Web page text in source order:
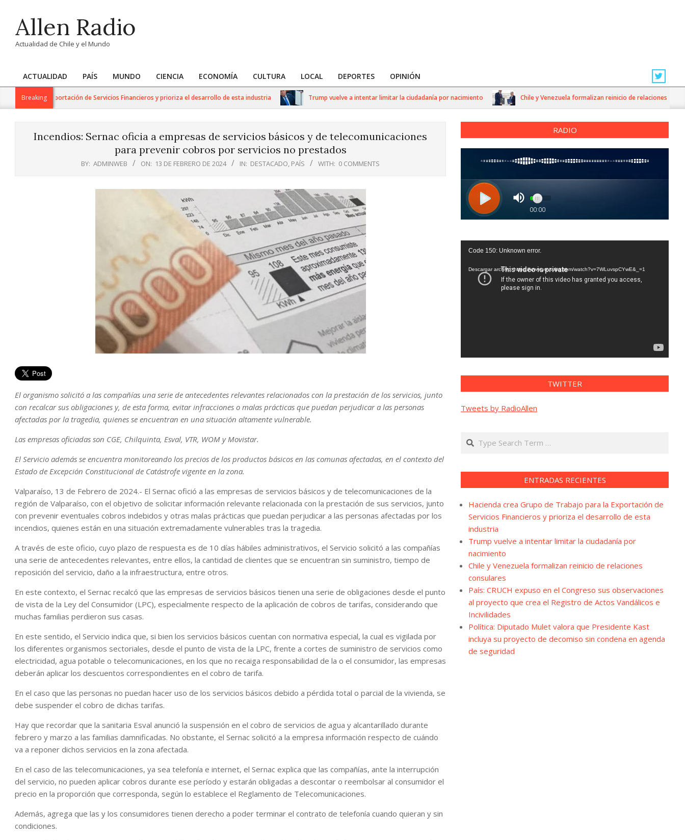
contentAllen Radio
Actualidad de Chile y el Mundo
Primary
Navigation
ACTUALIDAD PAÍS MUNDO CIENCIA ECONOMÍA CULTURA LOCAL DEPORTES OPINIÓN
Breaking
para la Exportación de Servicios Financieros y prioriza el desarrollo de esta industria Trump vuelve a intentar limitar la ciudadanía por nacimiento Chile y Venezuela formalizan reinicio de relaciones consulares
Incendios: Sernac oficia a empresas de servicios básicos y de telecomunicaciones
para prevenir cobros por servicios no prestados
BY: ADMINWEB ON: 13 DE FEBRERO DE 2024 IN: DESTACADO, PAÍS WITH: 0 COMMENTS
El organismo solicitó a las compañías una serie de antecedentes relevantes relacionados con la prestación de los servicios, junto
con recalcar sus obligaciones y, de esta forma, evitar infracciones o malas prácticas que puedan perjudicar a las personas
afectadas por la tragedia, quienes se encuentran en una situación altamente vulnerable.
Las empresas oficiadas son CGE, Chilquinta, Esval, VTR, WOM y Movistar.
El Servicio además se encuentra monitoreando los precios de los productos básicos en las comunas afectadas, en el contexto del
Estado de Excepción Constitucional de Catástrofe vigente en la zona.
Valparaíso, 13 de Febrero de 2024.- El Sernac ofició a las empresas de servicios básicos y de telecomunicaciones de la
región de Valparaíso, con el objetivo de solicitar información relevante relacionada con la prestación de sus servicios, junto
con prevenir eventuales cobros indebidos y otras malas prácticas que puedan perjudicar a las personas afectadas por los
incendios, quienes están en una situación extremadamente vulnerables tras la tragedia.
A través de este oficio, cuyo plazo de respuesta es de 10 días hábiles administrativos, el Servicio solicitó a las compañías
una serie de antecedentes relevantes, entre ellos, la cantidad de clientes que se encuentran sin suministro, tiempo de
reposición del servicio, daño a la infraestructura, entre otros.
En este contexto, el Sernac recalcó que las empresas de servicios básicos tienen una serie de obligaciones desde el punto
de vista de la Ley del Consumidor (LPC), especialmente respecto de la aplicación de cobros de tarifas, considerando que
muchas familias perdieron sus casas.
En este sentido, el Servicio indica que, si bien los servicios básicos cuentan con normativa especial, la cual es vigilada por
los diferentes organismos sectoriales, desde el punto de vista de la LPC, frente a cortes de suministro de servicios como
electricidad, agua potable o telecomunicaciones, en los que no recaiga responsabilidad de la o el consumidor, las empresas
deberán aplicar los descuentos correspondientes en el cobro de tarifa.
En el caso que las personas no puedan hacer uso de los servicios básicos debido a pérdida total o parcial de la vivienda, se
debe suspender el cobro de dichas tarifas.
Hay que recordar que la sanitaria Esval anunció la suspensión en el cobro de servicios de agua y alcantarillado durante
febrero y marzo a las familias damnificadas. No obstante, el Sernac solicitó a la empresa información respecto de cuándo
va a reponer dichos servicios en la zona afectada.
En el caso de las telecomunicaciones, ya sea telefonía e internet, el Sernac explica que las compañías, ante la interrupción
del servicio, no pueden aplicar cobros durante ese período y estarán obligadas a descontar o reembolsar al consumidor el
precio en la proporción que corresponda, según lo establece el Reglamento de Telecomunicaciones.
Además, agrega que las y los consumidores tienen derecho a poder terminar el contrato de telefonía cuando quieran y sin
condiciones.
RADIO
Reproductor
vídeo
Code 150: Unknown error.
Descargar archivo: https://www.youtube.com/watch?v=7WLuvspCYwE&_=1
TWITTER
Tweets by RadioAllen
Search
ENTRADAS RECIENTES
Hacienda crea Grupo de Trabajo para la Exportación de
Servicios Financieros y prioriza el desarrollo de esta
industria
Trump vuelve a intentar limitar la ciudadanía por
nacimiento
Chile y Venezuela formalizan reinicio de relaciones
consulares
País: CRUCH expuso en el Congreso sus observaciones
al proyecto que crea el Registro de Actos Vandálicos e
Incivilidades
Política: Diputado Mulet valora que Presidente Kast
incluya su proyecto de decomiso sin condena en agenda
de seguridad